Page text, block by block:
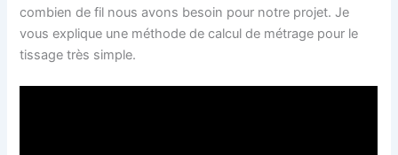
combien de fil nous avons besoin pour notre projet. Je
vous explique une méthode de calcul de métrage pour le
tissage très simple.